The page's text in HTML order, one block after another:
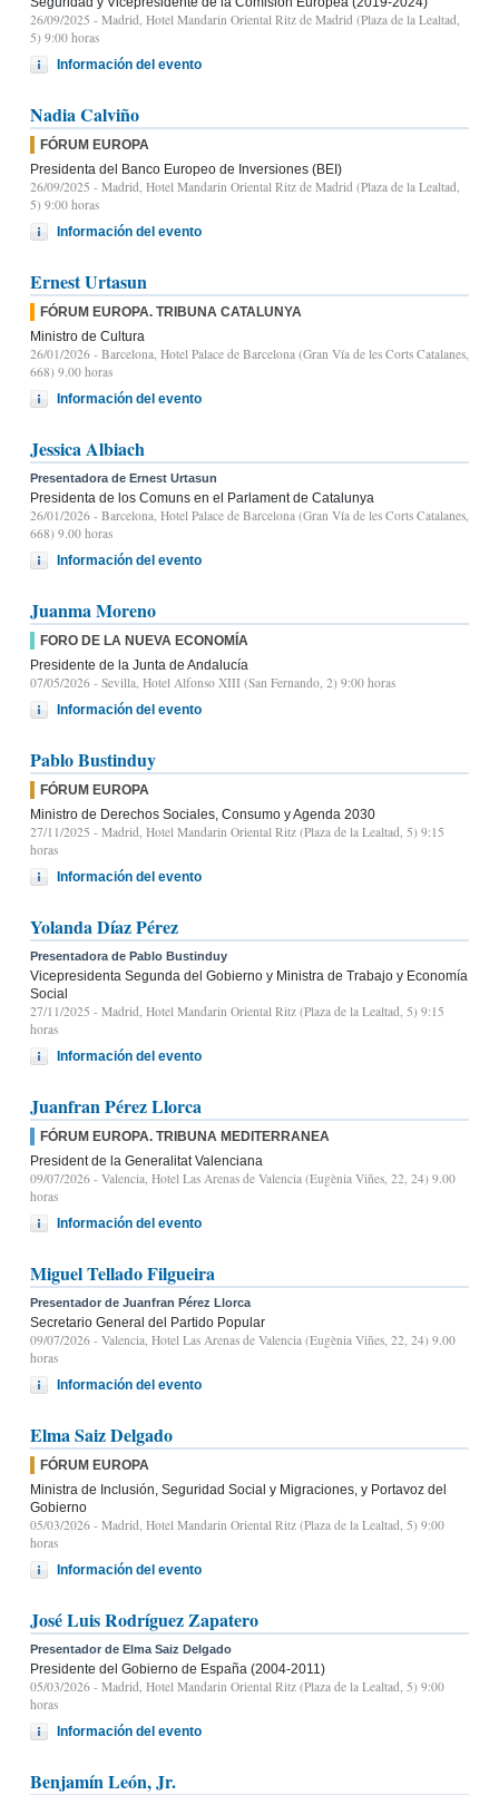
26/09/2025 - Madrid, Hotel Mandarin Oriental Ritz de Madrid (Plaza de la Lealtad,
5) 9:00 horas
Información del evento
Nadia Calviño
FÓRUM EUROPA
Presidenta del Banco Europeo de Inversiones (BEI)
26/09/2025 - Madrid, Hotel Mandarin Oriental Ritz de Madrid (Plaza de la Lealtad,
5) 9:00 horas
Información del evento
Ernest Urtasun
FÓRUM EUROPA. TRIBUNA CATALUNYA
Ministro de Cultura
26/01/2026 - Barcelona, Hotel Palace de Barcelona (Gran Vía de les Corts Catalanes,
668) 9.00 horas
Información del evento
Jessica Albiach
Presentadora de Ernest Urtasun
Presidenta de los Comuns en el Parlament de Catalunya
26/01/2026 - Barcelona, Hotel Palace de Barcelona (Gran Vía de les Corts Catalanes,
668) 9.00 horas
Información del evento
Juanma Moreno
FORO DE LA NUEVA ECONOMÍA
Presidente de la Junta de Andalucía
07/05/2026 - Sevilla, Hotel Alfonso XIII (San Fernando, 2) 9:00 horas
Información del evento
Pablo Bustinduy
FÓRUM EUROPA
Ministro de Derechos Sociales, Consumo y Agenda 2030
27/11/2025 - Madrid, Hotel Mandarin Oriental Ritz (Plaza de la Lealtad, 5) 9:15
horas
Información del evento
Yolanda Díaz Pérez
Presentadora de Pablo Bustinduy
Vicepresidenta Segunda del Gobierno y Ministra de Trabajo y Economía
Social
27/11/2025 - Madrid, Hotel Mandarin Oriental Ritz (Plaza de la Lealtad, 5) 9:15
horas
Información del evento
Juanfran Pérez Llorca
FÓRUM EUROPA. TRIBUNA MEDITERRANEA
President de la Generalitat Valenciana
09/07/2026 - Valencia, Hotel Las Arenas de Valencia (Eugènia Viñes, 22, 24) 9.00
horas
Información del evento
Miguel Tellado Filgueira
Presentador de Juanfran Pérez Llorca
Secretario General del Partido Popular
09/07/2026 - Valencia, Hotel Las Arenas de Valencia (Eugènia Viñes, 22, 24) 9.00
horas
Información del evento
Elma Saiz Delgado
FÓRUM EUROPA
Ministra de Inclusión, Seguridad Social y Migraciones, y Portavoz del
Gobierno
05/03/2026 - Madrid, Hotel Mandarin Oriental Ritz (Plaza de la Lealtad, 5) 9:00
horas
Información del evento
José Luis Rodríguez Zapatero
Presentador de Elma Saiz Delgado
Presidente del Gobierno de España (2004-2011)
05/03/2026 - Madrid, Hotel Mandarin Oriental Ritz (Plaza de la Lealtad, 5) 9:00
horas
Información del evento
Benjamín León, Jr.